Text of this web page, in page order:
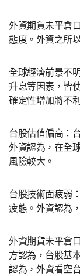
外資期貨未平倉
態度。外資之所
全球經濟前景不
升息等因素，皆
確定性增加將不
台股估值偏高：
外資認為，在全
風險較大。
台股技術面疲弱
疲態。外資認為
外資期貨未平倉
方認為，台股基
認為，外資看空